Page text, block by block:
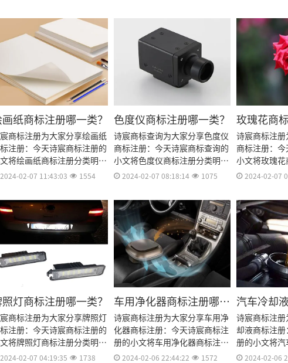
效期等资料整理出来。
书有效期等
纸商标注册哪一类？
商标注册为大家分享绘画纸
注册：今天诗宸商标注册的
将绘画纸商标注册分类明
商标注册流程及费用、商标
证书有效期等资料整理出
。
2024-02-07 11:43:03 1554
色度仪商标注册哪一类？
诗宸商标查询为大家分享色度仪
商标注册：今天诗宸商标查询的
小文将色度仪商标注册分类明
细、商标注册流程及费用、商标
注册证书有效期等资料整理出
来。
2024-02-07 08:18:14 1075
玫瑰花商
诗宸商标注
商标注册：
小文将玫瑰
细、商标注册
注册证书有
来。
2024-02-07
灯商标注册哪一类？
商标注册为大家分享牌照灯
注册：今天诗宸商标注册的
将牌照灯商标注册分类明
商标注册流程及费用、商标
2024-02-07 04:19:35 1738
车用净化器商标注册哪一
类？
诗宸商标注册为大家分享车用净
化器商标注册：今天诗宸商标注
册的小文将车用净化器商标注册
分类明细、商标注册流程及费
2024-02-06 22:44:22 1572
汽车冷却
类？
诗宸商标注
却液商标注
册的小文将
分类明细、商
2024-02-06